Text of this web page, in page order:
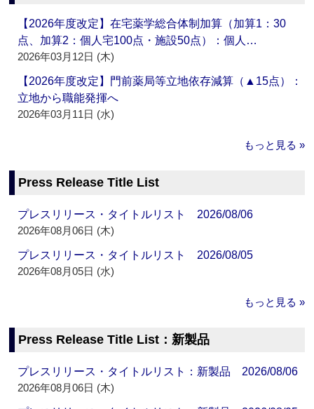
【2026年度改定】在宅薬学総合体制加算（加算1：30
点、加算2：個人宅100点・施設50点）：個人…
2026年03月12日 (木)
【2026年度改定】門前薬局等立地依存減算（▲15点）：
立地から職能発揮へ
2026年03月11日 (水)
もっと見る »
Press Release Title List
プレスリリース・タイトルリスト 2026/08/06
2026年08月06日 (木)
プレスリリース・タイトルリスト 2026/08/05
2026年08月05日 (水)
もっと見る »
Press Release Title List：新製品
プレスリリース・タイトルリスト：新製品 2026/08/06
2026年08月06日 (木)